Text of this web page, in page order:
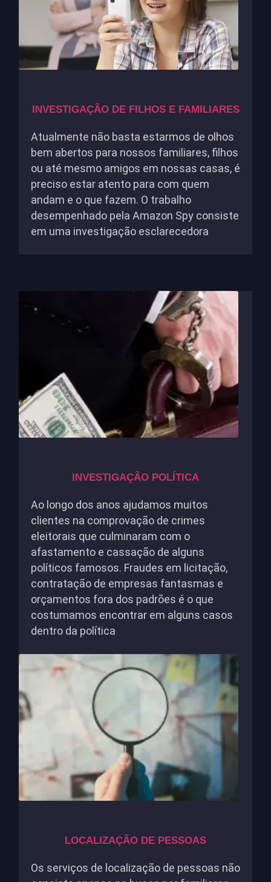
INVESTIGAÇÃO DE FILHOS E FAMILIARES
Atualmente não basta estarmos de olhos
bem abertos para nossos familiares, filhos
ou até mesmo amigos em nossas casas, é
preciso estar atento para com quem
andam e o que fazem. O trabalho
desempenhado pela Amazon Spy consiste
em uma investigação esclarecedora
INVESTIGAÇÃO POLÍTICA
Ao longo dos anos ajudamos muitos
clientes na comprovação de crimes
eleitorais que culminaram com o
afastamento e cassação de alguns
políticos famosos. Fraudes em licitação,
contratação de empresas fantasmas e
orçamentos fora dos padrões é o que
costumamos encontrar em alguns casos
dentro da política
LOCALIZAÇÃO DE PESSOAS
Os serviços de localização de pessoas não